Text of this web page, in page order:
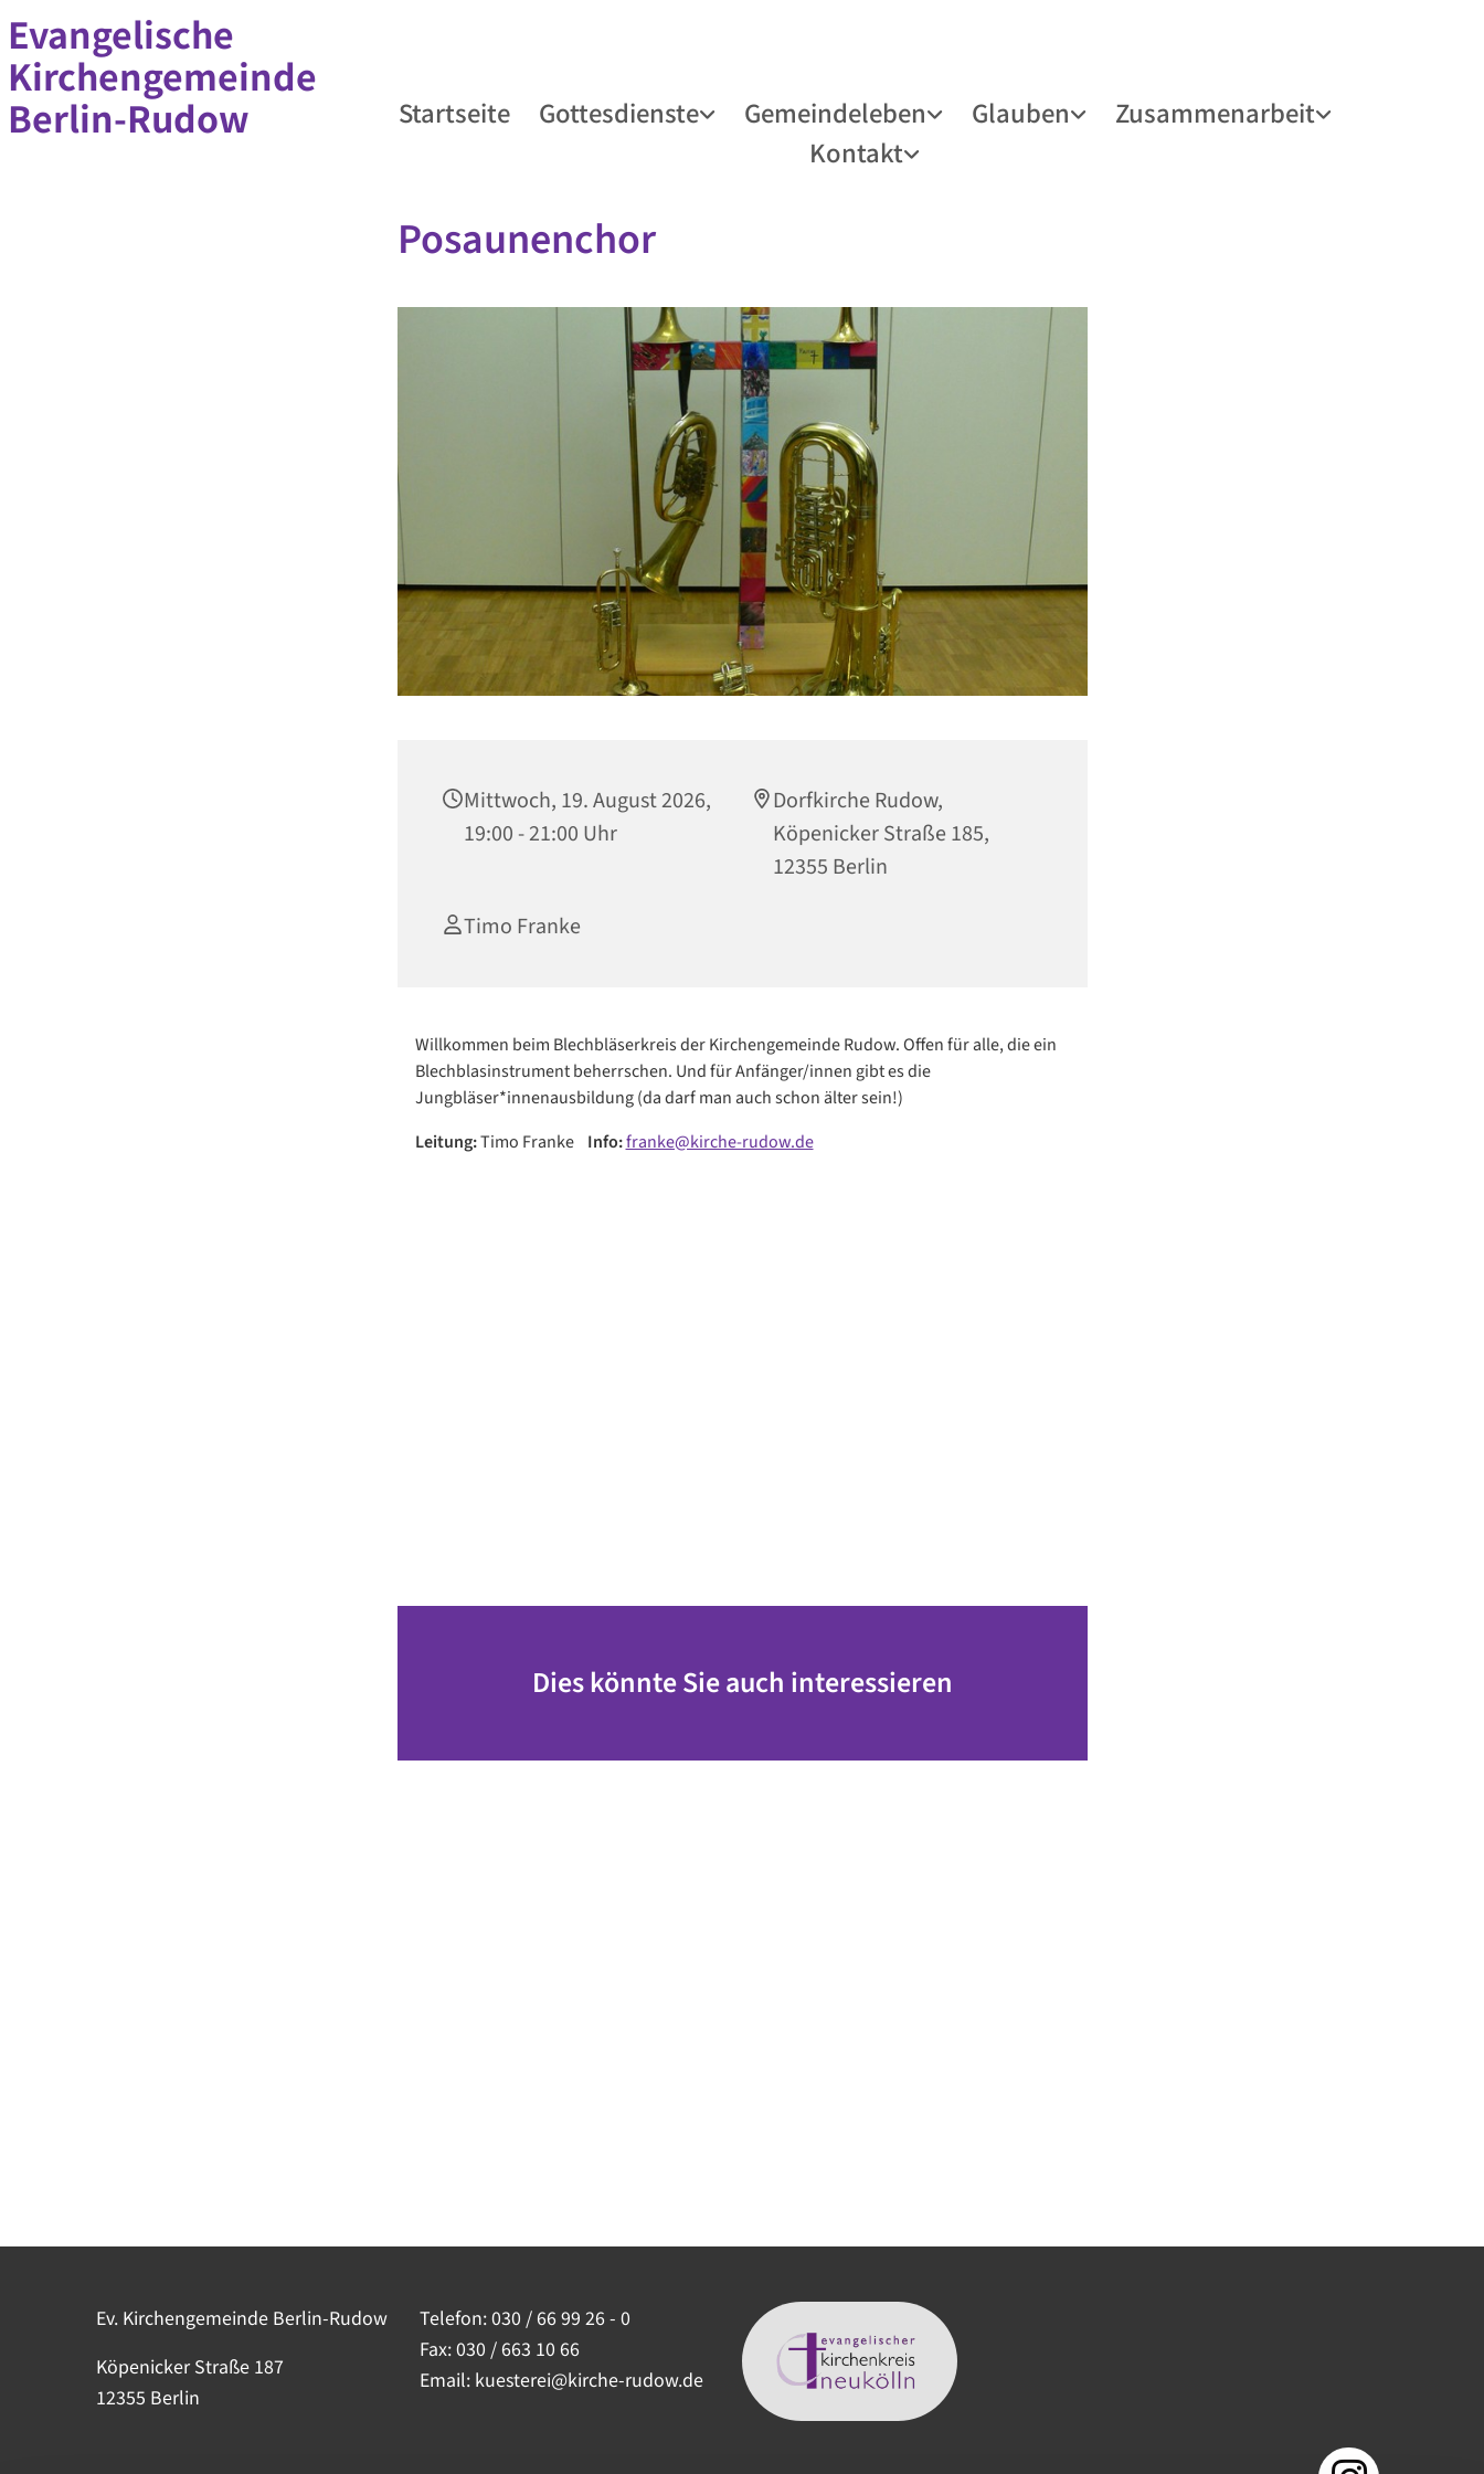
Evangelische
Kirchengemeinde
Berlin-Rudow
Startseite Gottesdienste Gemeindeleben Glauben
Zusammenarbeit
Kontakt
Posaunenchor
Mittwoch, 19. August 2026,
19:00 - 21:00 Uhr
Dorfkirche Rudow,
Köpenicker Straße 185,
12355 Berlin
Timo Franke
Willkommen beim Blechbläserkreis der Kirchengemeinde Rudow. Offen für alle, die ein
Blechblasinstrument beherrschen. Und für Anfänger/innen gibt es die
Jungbläser*innenausbildung (da darf man auch schon älter sein!)
Leitung:Timo Franke Info:franke@kirche-rudow.de
Dies könnte Sie auch interessieren
Ev. Kirchengemeinde Berlin-Rudow
Köpenicker Straße 187
12355 Berlin
Telefon:030 / 66 99 26 - 0
Fax: 030 / 663 10 66
Email: kuesterei@kirche-rudow.de